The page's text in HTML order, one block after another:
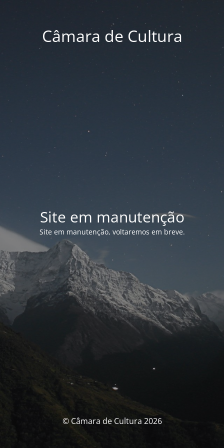
Câmara de Cultura
Site em manutenção
Site em manutenção, voltaremos em breve.
© Câmara de Cultura 2026